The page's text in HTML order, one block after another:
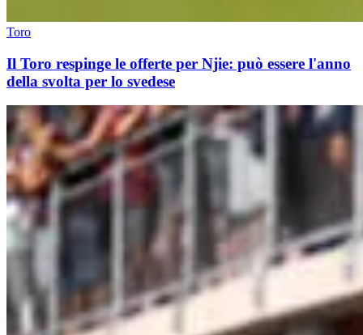
Toro
Il Toro respinge le offerte per Njie: può essere l'anno
della svolta per lo svedese